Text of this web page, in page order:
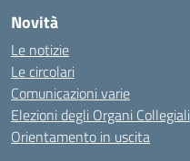
Novità
Le notizie
Le circolari
Comunicazioni varie
Elezioni degli Organi Collegiali
Orientamento in uscita